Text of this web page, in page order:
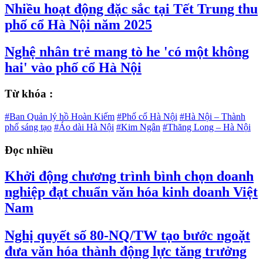
Nhiều hoạt động đặc sắc tại Tết Trung thu
phố cổ Hà Nội năm 2025
Nghệ nhân trẻ mang tò he 'có một không
hai' vào phố cổ Hà Nội
Từ khóa :
#Ban Quản lý hồ Hoàn Kiếm #Phố cổ Hà Nội #Hà Nội – Thành
phố sáng tạo #Áo dài Hà Nội #Kim Ngân #Thăng Long – Hà Nội
Đọc nhiều
Khởi động chương trình bình chọn doanh
nghiệp đạt chuẩn văn hóa kinh doanh Việt
Nam
Nghị quyết số 80-NQ/TW tạo bước ngoặt
đưa văn hóa thành động lực tăng trưởng